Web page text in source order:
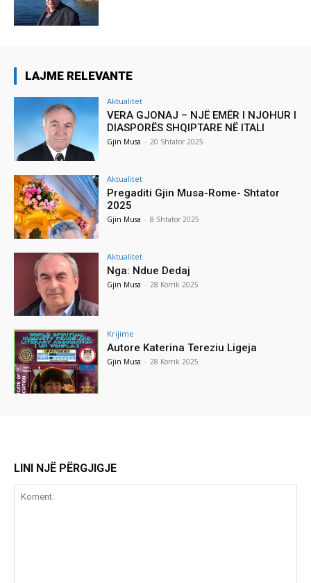
LAJME RELEVANTE
Aktualitet
VERA GJONAJ – NJË EMËR I NJOHUR I
DIASPORËS SHQIPTARE NË ITALI
Gjin Musa - 20 Shtator 2025
Aktualitet
Pregaditi Gjin Musa-Rome- Shtator
2025
Gjin Musa - 8 Shtator 2025
Aktualitet
Nga: Ndue Dedaj
Gjin Musa - 28 Korrik 2025
Krijime
Autore Katerina Tereziu Ligeja
Gjin Musa - 28 Korrik 2025
LINI NJË PËRGJIGJE